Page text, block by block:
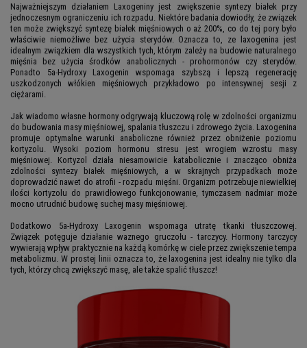
Najważniejszym działaniem Laxogeniny jest zwiększenie syntezy białek przy
jednoczesnym ograniczeniu ich rozpadu. Niektóre badania dowiodły, że związek
ten może zwiększyć syntezę białek mięśniowych o aż 200%, co do tej pory było
właściwie niemożliwe bez użycia sterydów. Oznacza to, ze laxogenina jest
idealnym związkiem dla wszystkich tych, którym zależy na budowie naturalnego
mięśnia bez użycia środków anabolicznych - prohormonów czy sterydów.
Ponadto 5a-Hydroxy Laxogenin wspomaga szybszą i lepszą regenerację
uszkodzonych włókien mięśniowych przykładowo po intensywnej sesji z
ciężarami.
Jak wiadomo własne hormony odgrywają kluczową rolę w zdolności organizmu
do budowania masy mięśniowej, spalania tłuszczu i zdrowego życia. Laxogenina
promuje optymalne warunki anaboliczne również przez obniżenie poziomu
kortyzolu. Wysoki poziom hormonu stresu jest wrogiem wzrostu masy
mięśniowej. Kortyzol działa niesamowicie katabolicznie i znacząco obniża
zdolności syntezy białek mięśniowych, a w skrajnych przypadkach może
doprowadzić nawet do atrofii - rozpadu mięśni. Organizm potrzebuje niewielkiej
ilości kortyzolu do prawidłowego funkcjonowanie, tymczasem nadmiar może
mocno utrudnić budowę suchej masy mięśniowej.
Dodatkowo 5a-Hydroxy Laxogenin wspomaga utratę tkanki tłuszczowej.
Związek potęguje działanie waznego gruczołu - tarczycy. Hormony tarczycy
wywierają wpływ praktycznie na każdą komórkę w ciele przez zwiększenie tempa
metabolizmu. W prostej linii oznacza to, że laxogenina jest idealny nie tylko dla
tych, którzy chcą zwiększyć masę, ale także spalić tłuszcz!